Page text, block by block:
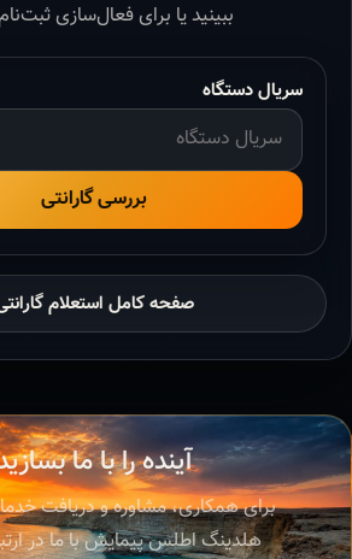
ببینید یا برای فعال‌سازی
سریال دستگاه
بررسی گارانتی
صفحه کامل استعلام
آینده را با ما
برای همکاری، مشاوره و دریافت
هلدینگ اطلس پیمایش با ما در